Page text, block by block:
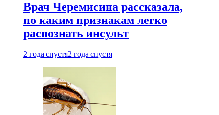
Врач Черемисина рассказала,
по каким признакам легко
распознать инсульт
2 года спустя2 года спустя